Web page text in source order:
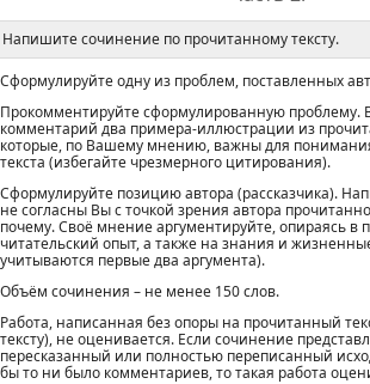
Напишите сочинение по прочитанному тексту.
Сформулируйте одну из проблем, поставленных
Прокомментируйте сформулированную проблему.
комментарий два примера-иллюстрации из
которые, по Вашему мнению, важны для
текста (избегайте чрезмерного цитирования).
Сформулируйте позицию автора (рассказчика).
не согласны Вы с точкой зрения автора
почему. Своё мнение аргументируйте, опираясь в
читательский опыт, а также на знания и
учитываются первые два аргумента).
Объём сочинения – не менее 150 слов.
Работа, написанная без опоры на прочитанный
тексту), не оценивается. Если сочинение
пересказанный или полностью переписанный
бы то ни было комментариев, то такая работа